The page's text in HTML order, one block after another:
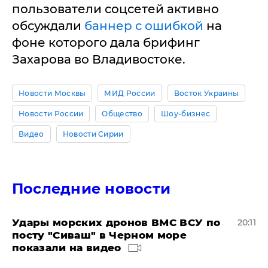
пользователи соцсетей активно
обсуждали баннер с ошибкой на
фоне которого дала брифинг
Захарова во Владивостоке.
Новости Москвы МИД России Восток Украины
Новости России Общество Шоу-бизнес
Видео Новости Сирии
Последние новости
Удары морских дронов ВМС ВСУ по
посту "Сиваш" в Черном море
показали на видео
20:11